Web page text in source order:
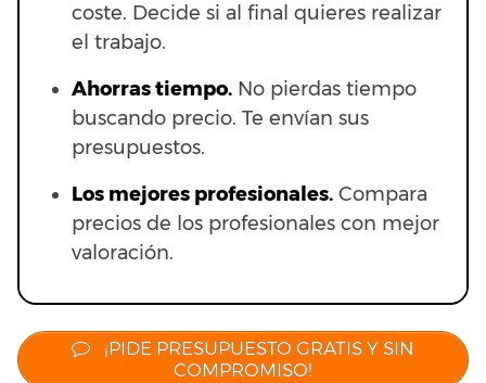
coste. Decide si al final quieres realizar
el trabajo.
Ahorras tiempo. No pierdas tiempo
buscando precio. Te envían sus
presupuestos.
Los mejores profesionales. Compara
precios de los profesionales con mejor
valoración.
¡PIDE PRESUPUESTO GRATIS Y SIN
COMPROMISO!